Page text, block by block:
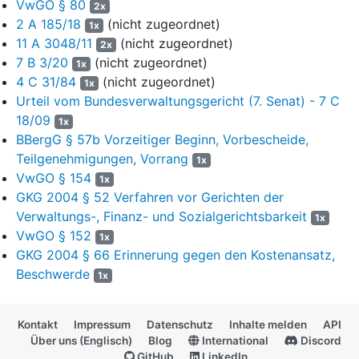
Verwaltungsgerichtsordnung
(VwGO) maßgeblichen
Beschwerdevortrages begründet.
2
Das Verwaltungsgericht hat mit Beschluss vom 16. März
2022 die aufschiebende Wirkung des Widerspruchs der
Antragstellerin, einer gem.§ 3 UmwRGanerkannten
Umweltvereinigung, gegen die mit Bescheid vom 24. Februar
2020 erfolgte Zulassung des Hauptbetriebsplans 2020-2023
(Auslauf) für den Tagebau Jänschwalde wiederhergestellt. Es
hat angenommen, dass die Antragstellerin über das erforderliche
Rechtsschutzbedürfnis verfüge und ihr Antrag auch nicht
rechtsmissbräuchlich sei. Nach der im vorläufigen
Rechtsschutzverfahren gebotenen, aber auch nur möglichen
Prüfung erweise sich der nach
Zulassungsbescheid des Antragsgegners voraussichtlich als
rechtswidrig. Die Fortführung des Tagebaus stehe im
ein Hauptbetriebsplan, der den Abbau freigebe, nicht zugelassen
werden, wenn die erforderliche wasserrechtliche Genehmigung
VwGO § 80 2x
2 A 185/18 1x (nicht zugeordnet)
11 A 3048/11
2x (nicht zugeordnet)
7 B 3/20
1x (nicht zugeordnet)
4 C 31/84
1x (nicht zugeordnet)
Urteil vom Bundesverwaltungsgericht (7. Senat) - 7 C
18/09
1x
BBergG § 57b Vorzeitiger Beginn, Vorbescheide,
Teilgenehmigungen, Vorrang
1x
VwGO § 154 1x
GKG 2004 § 52 Verfahren vor Gerichten der
Verwaltungs-, Finanz- und Sozialgerichtsbarkeit
1x
VwGO § 152 1x
GKG 2004 § 66 Erinnerung gegen den Kostenansatz,
Beschwerde
1x
Kontakt Impressum Datenschutz Inhalte melden
API
Über uns (Englisch)
Blog International
Discord
GitHub
LinkedIn